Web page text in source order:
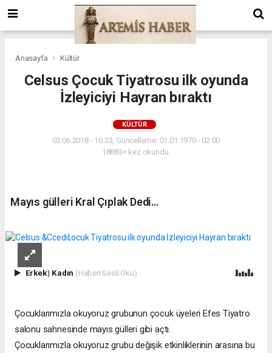
Anasayfa Kültür
Celsus Çocuk Tiyatrosu ilk oyunda
İzleyiciyi Hayran bıraktı
KÜLTÜR
02.06.2018 - 16:23, Güncelleme: 01.01.1970 - 02:00
18883+ kez okundu.
​Mayıs gülleri Kral Çıplak Dedi…
Erkek| Kadın (Haberi Sesli Oku)
Çocuklarımızla okuyoruz grubunun çocuk üyeleri Efes Tiyatro
salonu sahnesinde mayıs gülleri gibi açtı.
Çocuklarımızla okuyoruz grubu değişik etkinliklerinin arasına bu